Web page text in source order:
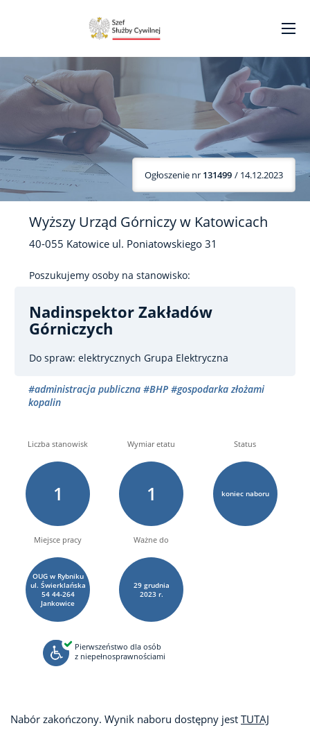
Ogłoszenie nr 131499 / 14.12.2023
Wyższy Urząd Górniczy w Katowicach
40-055 Katowice ul. Poniatowskiego 31
Poszukujemy osoby na stanowisko:
Nadinspektor Zakładów
Górniczych
Do spraw: elektrycznych Grupa Elektryczna
#administracja publiczna #BHP #gospodarka złożami
kopalin
Liczba stanowisk
1
Wymiar etatu
1
Status
koniec naboru
Miejsce pracy
OUG w Rybniku
ul. Świerklańska
54 44-264
Jankowice
Ważne do
29 grudnia
2023 r.
Pierwszeństwo dla osób
z niepełnosprawnościami
Nabór zakończony. Wynik naboru dostępny jest TUTAJ